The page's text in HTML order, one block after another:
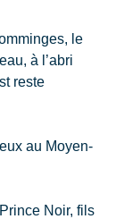
le
à l’abri
reste
au Moyen-
Noir, fils